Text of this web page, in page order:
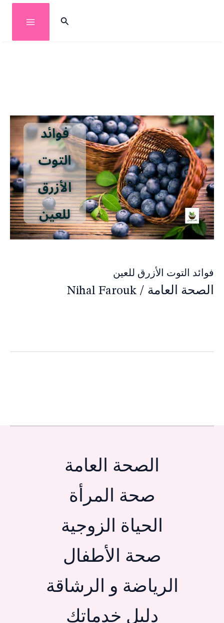
البحث
فوائد التوت الأزرق للعين
الصحة العامة /
Nihal Farouk
الصحة العامة
صحة المرأة
الحياة الزوجية
صحة الأطفال
الرياضة و الرشاقة
دليل خدماتك